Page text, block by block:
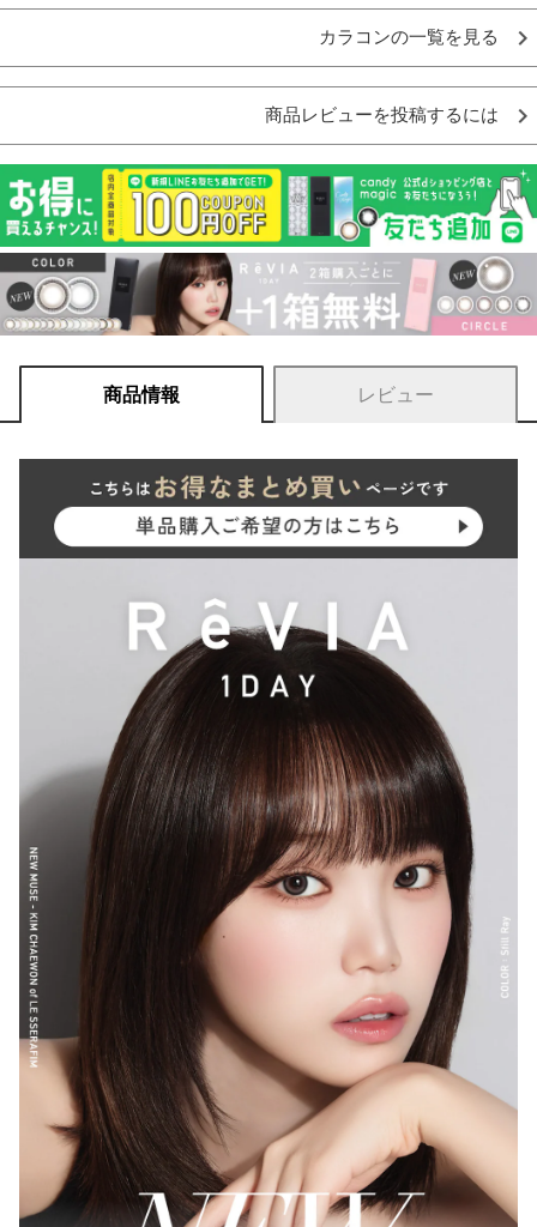
カラコンの一覧を見る
商品レビューを投稿するには
商品情報 レビュー